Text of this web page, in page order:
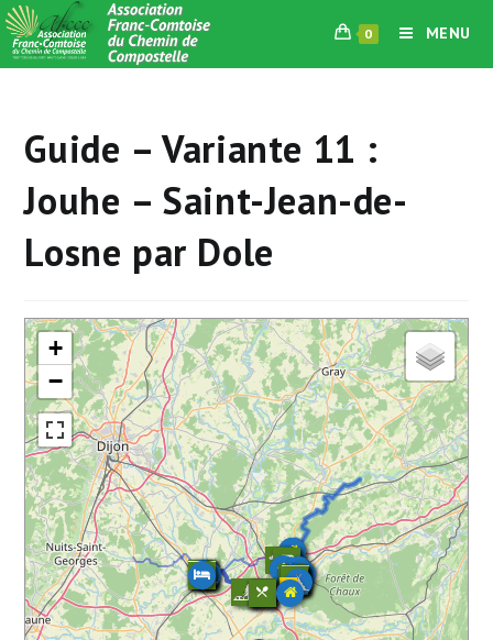
Skip
to
content
0 MENU
Guide – Variante 11 :
Jouhe – Saint-Jean-de-
Losne par Dole
+
−